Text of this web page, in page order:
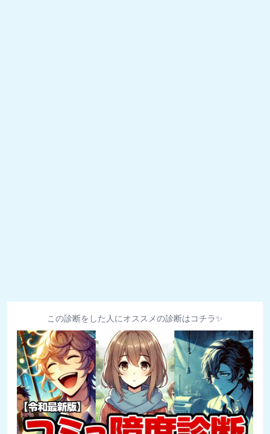
この診断をした人にオススメの診断はコチラ✨